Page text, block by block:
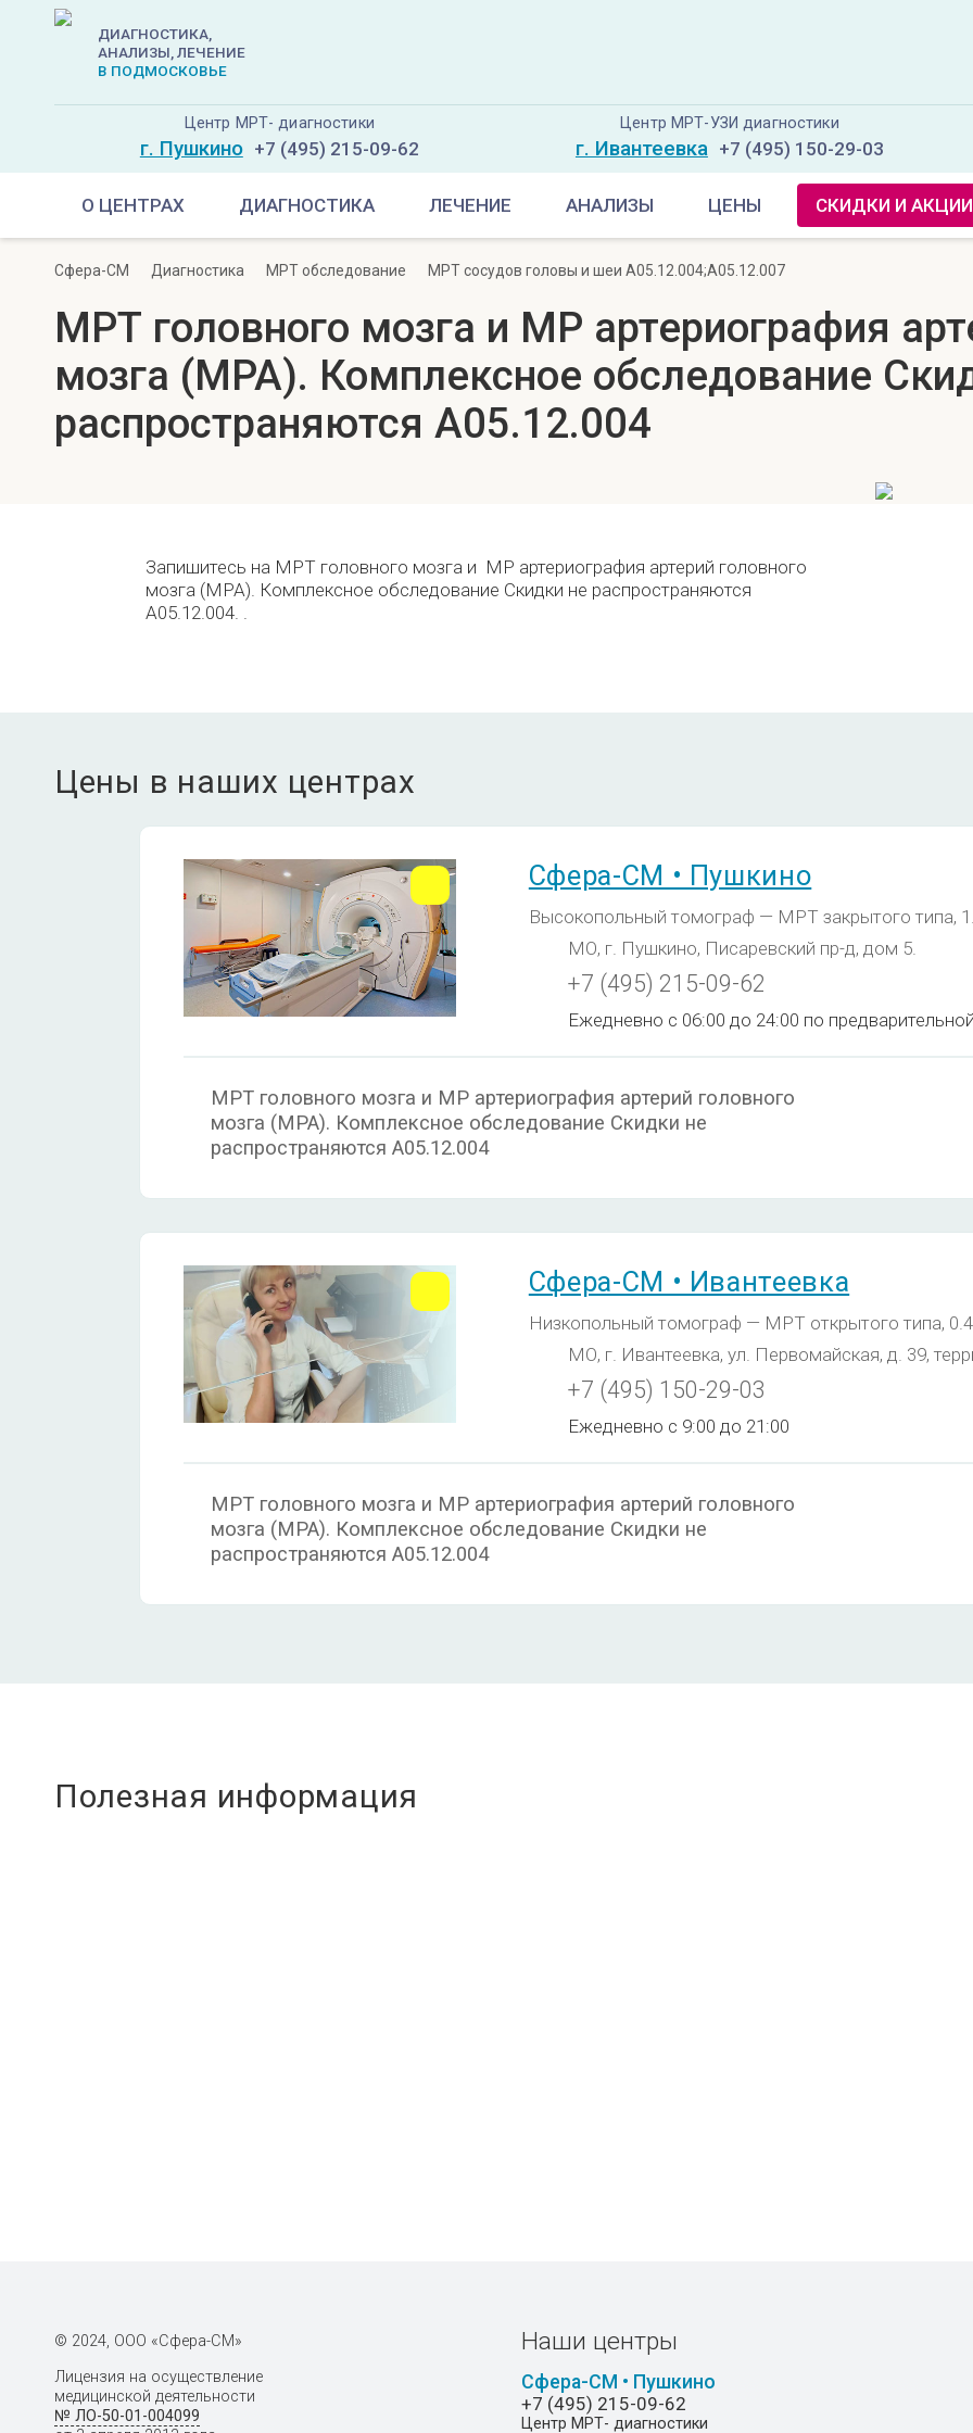
ДИАГНОСТИКА,
АНАЛИЗЫ, ЛЕЧЕНИЕ
В ПОДМОСКОВЬЕ
Центр МРТ- диагностики
г. Пушкино +7 (495) 215-09-62
Центр МРТ-УЗИ диагностики
г. Ивантеевка +7 (495) 150-29-03
О ЦЕНТРАХ ДИАГНОСТИКА ЛЕЧЕНИЕ АНАЛИЗЫ ЦЕНЫ СКИДКИ И АКЦИИ
Сфера-СМ Диагностика МРТ обследование МРТ сосудов головы и шеи A05.12.004;A05.12.007
МРТ головного мозга и MP артериография
мозга (MPA). Комплексное обследование
распространяются A05.12.004
Запишитесь на МРТ головного мозга и MP артериография артерий головного
мозга (MPA). Комплексное обследование Скидки не распространяются
A05.12.004. .
Цены в наших центрах
Сфера-СМ • Пушкино
Высокопольный томограф — МРТ закрытого типа,
МО, г. Пушкино, Писаревский пр-д, дом 5.
+7 (495) 215-09-62
Ежедневно с 06:00 до 24:00 по
МРТ головного мозга и MP артериография артерий головного
мозга (MPA). Комплексное обследование Скидки не
распространяются A05.12.004
Сфера-СМ • Ивантеевка
Низкопольный томограф — МРТ открытого типа,
МО, г. Ивантеевка, ул. Первомайская, д. 39,
+7 (495) 150-29-03
Ежедневно с 9:00 до 21:00
МРТ головного мозга и MP артериография артерий головного
мозга (MPA). Комплексное обследование Скидки не
распространяются A05.12.004
Полезная информация
© 2024, ООО «Сфера-СМ»
Лицензия на осуществление
медицинской деятельности
№ ЛО-50-01-004099
Наши центры
Сфера-СМ • Пушкино
+7 (495) 215-09-62
Центр МРТ- диагностики